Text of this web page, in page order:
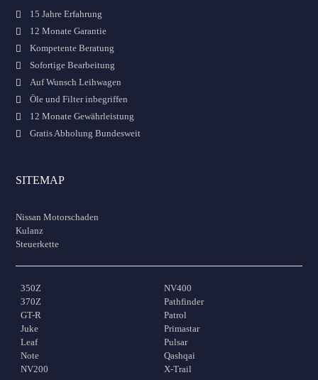
15 Jahre Erfahrung
12 Monate Garantie
Kompetente Beratung
Sofortige Bearbeitung
Auf Wunsch Leihwagen
Öle und Filter inbegriffen
12 Monate Gewährleistung
Gratis Abholung Bundesweit
SITEMAP
Nissan Motorschaden
Kulanz
Steuerkette
350Z
370Z
GT-R
Juke
Leaf
Note
NV200
NV400
Pathfinder
Patrol
Primastar
Pulsar
Qashqai
X-Trail